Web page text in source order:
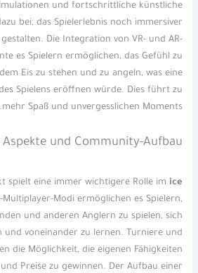
und fortschrittliche künstliche
bei, das Spielerlebnis noch immersiver
Die Integration von VR- und AR-
es Spielern ermöglichen, das Gefühl zu
Eis zu stehen und zu angeln, was eine
Spielens eröffnen würde. Dies führt zu
mehr Spaß und unvergesslichen Moments.
Aspekte und Community-Aufbau
spielt eine immer wichtigere Rolle im ice
Multiplayer-Modi ermöglichen es Spielern,
und anderen Anglern zu spielen, sich
und voneinander zu lernen. Turniere und
die Möglichkeit, die eigenen Fähigkeiten
Preise zu gewinnen. Der Aufbau einer